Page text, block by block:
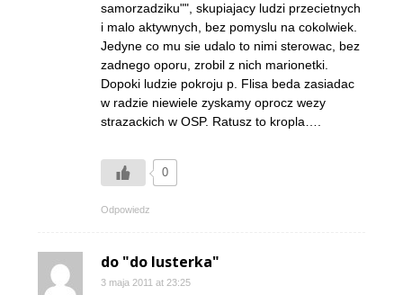
samorzadziku"", skupiajacy ludzi przecietnych
i malo aktywnych, bez pomyslu na cokolwiek.
Jedyne co mu sie udalo to nimi sterowac, bez
zadnego oporu, zrobil z nich marionetki.
Dopoki ludzie pokroju p. Flisa beda zasiadac
w radzie niewiele zyskamy oprocz wezy
strazackich w OSP. Ratusz to kropla….
0
Odpowiedz
do "do lusterka"
3 maja 2011 at 23:25